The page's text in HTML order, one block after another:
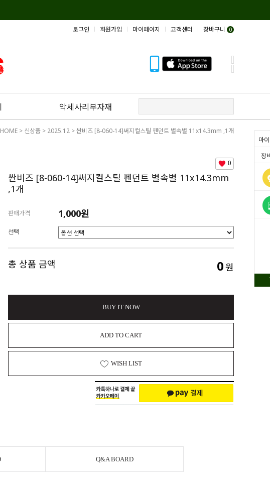
마
장
로그인 회원가입 마이페이지 고객센터 장바구니 0
악세사리부자재
HOME > 신상품 > 2025.12 > 싼비즈 [8-060-14]써지컬스틸 펜던트 별속별 11x14.3mm ,1개
0
싼비즈 [8-060-14]써지컬스틸 펜던트 별속별 11x14.3mm
,1개
판매가격 1,000원
선택
총 상품 금액 0원
BUY IT NOW
ADD TO CART
WISH LIST
Q&A BOARD